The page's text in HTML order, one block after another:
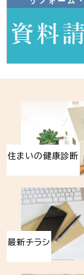
家電・電気設備
耐震補強
寝室
太陽光発電・蓄電池
空き家点検
住まいの健康診断
最新チラシ